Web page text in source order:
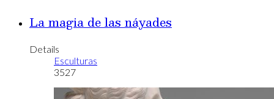
La magia de las náyades
Details
Esculturas
3527